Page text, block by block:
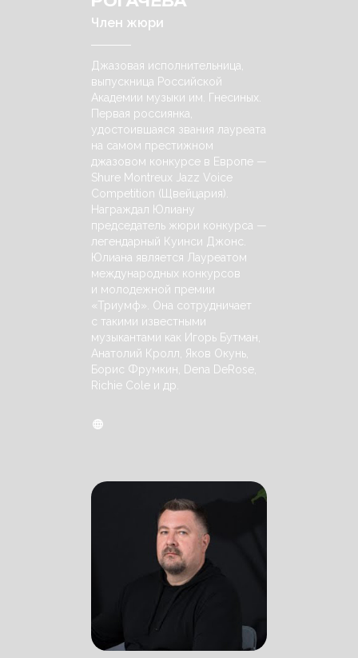
Член жюри
Джазовая исполнительница,
выпускница Российской
Академии музыки им. Гнесиных.
Первая россиянка,
удостоившаяся звания лауреата
на самом престижном
джазовом конкурсе в Европе —
Shure Montreux Jazz Voice
Competition (Щвейцария).
Награждал Юлиану
председатель жюри конкурса —
легендарный Куинси Джонс.
Юлиана является Лауреатом
международных конкурсов
и молодежной премии
«Триумф». Она сотрудничает
с такими известными
музыкантами как Игорь Бутман,
Анатолий Кролл, Яков Окунь,
Борис Фрумкин, Dena DeRose,
Richie Cole и др.